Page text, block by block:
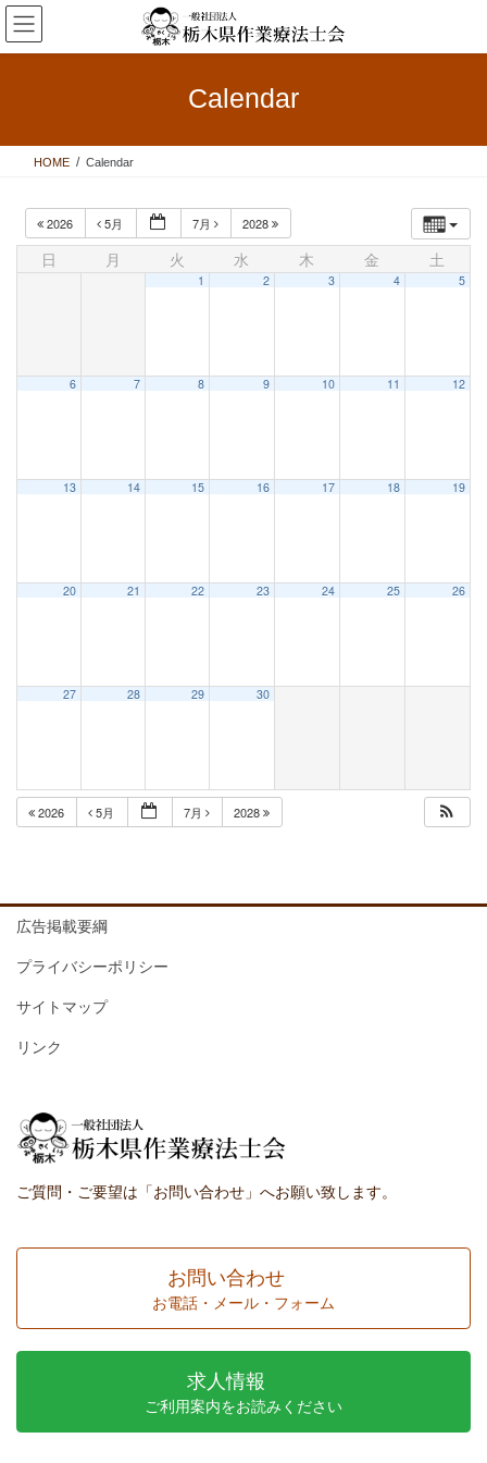
コ
ン
テ
ス
ナ
ビ
ゲ
ン
Calendar
HOME Calendar
2026 5月 7月 2028
日 月 火 水 木 金 土
1 2 3 4 5
6 7 8 9 10 11 12
13 14 15 16 17 18 19
20 21 22 23 24 25 26
27 28 29 30
2026 5月 7月 2028
広告掲載要綱
プライバシーポリシー
サイトマップ
リンク
ご質問・ご要望は「お問い合わせ」へお願い致します。
お問い合わせ
お電話・メール・フォーム
求人情報
ご利用案内をお読みください